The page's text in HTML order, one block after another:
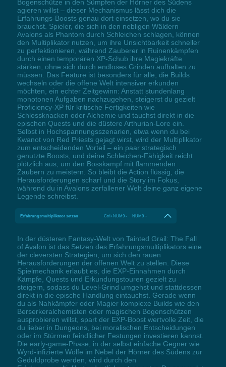
Bogenschütze in den Sümpfen der Hörner des Südens
agieren willst – dieser Mechanismus lässt dich die
Erfahrungs-Boosts genau dort einsetzen, wo du sie
brauchst. Spieler, die sich in den nebligen Wäldern
Avalons als Phantom durch Schleichen schlagen, können
den Multiplikator nutzen, um ihre Unsichtbarkeit schneller
zu perfektionieren, während Zauberer in Ruinenkämpfen
durch einen temporären XP-Schub ihre Magiekräfte
stärken, ohne sich durch endloses Grinden aufhalten zu
müssen. Das Feature ist besonders für alle, die Builds
wechseln oder die offene Welt intensiver erkunden
möchten, ein echter Zeitgewinn: Anstatt stundenlang
monotonen Aufgaben nachzugehen, steigerst du gezielt
Proficiency-XP für kritische Fertigkeiten wie
Schlossknacken oder Alchemie und tauchst direkt in die
epischen Quests und die düstere Arthurian-Lore ein.
Selbst in Hochspannungsszenarien, etwa wenn du bei
Kwanot von Red Priests gejagt wirst, wird der Multiplikator
zum entscheidenden Vorteil – ein paar strategisch
genutzte Boosts, und deine Schleichen-Fähigkeit reicht
plötzlich aus, um den Bosskampf mit flammenden
Zaubern zu meistern. So bleibt die Action flüssig, die
Herausforderungen scharf und die Story im Fokus,
während du in Avalons zerfallener Welt deine ganz eigene
Legende schreibst.
Erfahrungsmultiplikator setzen Ctrl+NUM9 - NUM9 +
In der düsteren Fantasy-Welt von Tainted Grail: The Fall
of Avalon ist das Setzen des Erfahrungsmultiplikators eine
der cleversten Strategien, um sich den rauen
Herausforderungen der offenen Welt zu stellen. Diese
Spielmechanik erlaubt es, die EXP-Einnahmen durch
Kämpfe, Quests und Erkundungstouren gezielt zu
steigern, sodass du Level-Grind umgehst und stattdessen
direkt in die epische Handlung eintauchst. Gerade wenn
du als Nahkämpfer oder Magier komplexe Builds wie den
Berserkeralchemisten oder magischen Bogenschützen
ausprobieren willst, spart der EXP-Boost wertvolle Zeit, die
du lieber in Dungeons, bei moralischen Entscheidungen
oder im Stürmen feindlicher Festungen investieren kannst.
Die early-game-Phase, in der selbst einfache Gegner wie
Wyrd-infizierte Wölfe im Nebel der Hörner des Südens zur
Geduldprobe werden, wird durch den